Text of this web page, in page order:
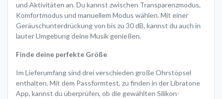
und Aktivitäten an. Du kannst zwischen Transparenzmodus,
Komfortmodus und manuellem Modus wählen. Mit einer
Geräuschunterdrückung von bis zu 30 dB, kannst du auch in
lauter Umgebung deine Musik genießen.
Finde deine perfekte Größe
Im Lieferumfang sind drei verschieden große Ohrstöpsel
enthalten. Mit dem Passformtest, zu finden in der Libratone
App, kannst du überprüfen, ob die gewählten Silikon-